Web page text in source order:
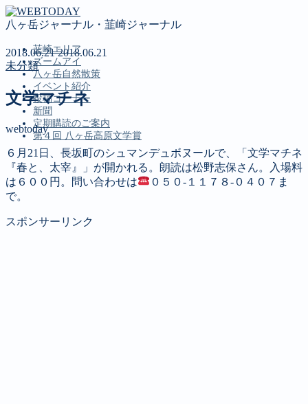
八ヶ岳ジャーナル・韮崎ジャーナル
韮崎エリア
ズームアイ
八ヶ岳自然散策
イベント紹介
投稿コーナー
新聞
定期購読のご案内
第４回 八ヶ岳高原文学賞
MENU
ズームアイ
八ヶ岳自然散策
2018.06.212018.06.21
未分類
文学マチネ
webtoday
６月21日、長坂町のシュマンデュボヌールで、「文学マチネ
『春と、太宰』」が開かれる。朗読は松野志保さん。入場料
は６００円。問い合わせは
０５０‐１１７８‐０４０７ま
で。
スポンサーリンク